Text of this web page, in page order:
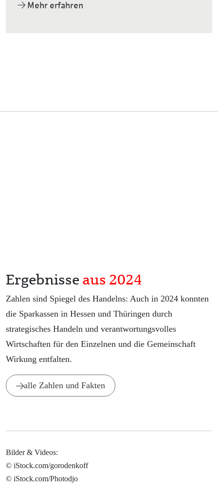
Mehr erfahren
Ergebnisse aus 2024
Zahlen sind Spiegel des Handelns: Auch in 2024 konnten
die Sparkassen in Hessen und Thüringen durch
strategisches Handeln und verantwortungsvolles
Wirtschaften für den Einzelnen und die Gemeinschaft
Wirkung entfalten.
alle Zahlen und Fakten
Bilder & Videos:
© iStock.com/gorodenkoff
© iStock.com/Photodjo